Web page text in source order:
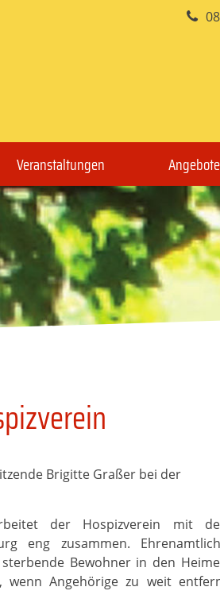
Veranstaltungen Angebote
Brigitte Graßer bei der
der Hospizverein mit
eng zusammen.
Bewohner in den
wenn Angehörige zu weit